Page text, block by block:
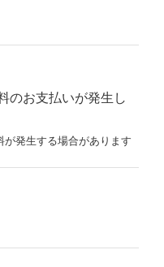
のお支払いが発生し
発生する場合があります